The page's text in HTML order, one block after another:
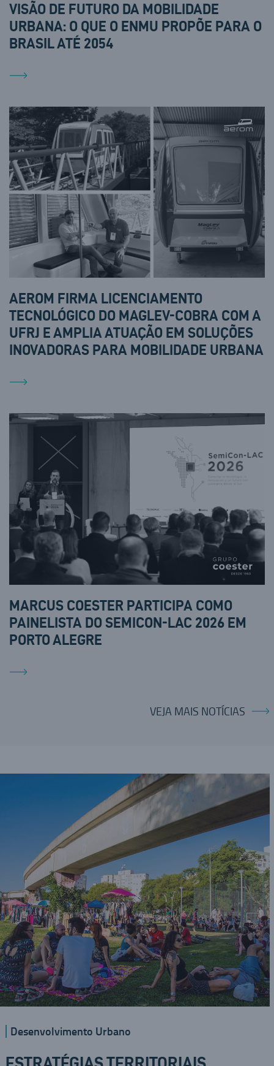
VISÃO DE FUTURO DA MOBILIDADE
URBANA: O QUE O ENMU PROPÕE PARA O
BRASIL ATÉ 2054
AEROM FIRMA LICENCIAMENTO
TECNOLÓGICO DO MAGLEV-COBRA COM A
UFRJ E AMPLIA ATUAÇÃO EM SOLUÇÕES
INOVADORAS PARA MOBILIDADE URBANA
MARCUS COESTER PARTICIPA COMO
PAINELISTA DO SEMICON-LAC 2026 EM
PORTO ALEGRE
VEJA MAIS NOTÍCIAS
Desenvolvimento Urbano